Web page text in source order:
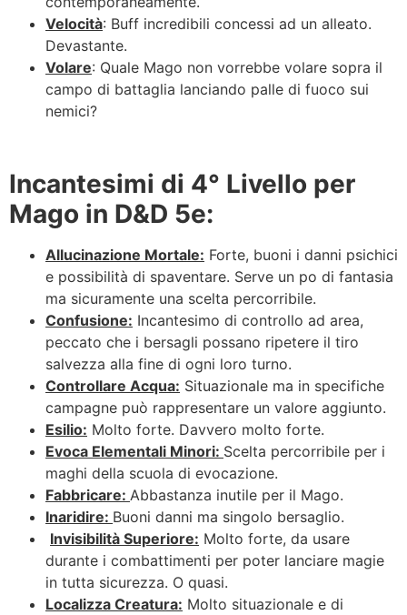
Velocità: Buff incredibili concessi ad un alleato.
Devastante.
Volare: Quale Mago non vorrebbe volare sopra il
campo di battaglia lanciando palle di fuoco sui
nemici?
Incantesimi di 4° Livello per
Mago in D&D 5e:
Allucinazione Mortale: Forte, buoni i danni psichici
e possibilità di spaventare. Serve un po di fantasia
ma sicuramente una scelta percorribile.
Confusione: Incantesimo di controllo ad area,
peccato che i bersagli possano ripetere il tiro
salvezza alla fine di ogni loro turno.
Controllare Acqua: Situazionale ma in specifiche
campagne può rappresentare un valore aggiunto.
Esilio: Molto forte. Davvero molto forte.
Evoca Elementali Minori: Scelta percorribile per i
maghi della scuola di evocazione.
Fabbricare: Abbastanza inutile per il Mago.
Inaridire: Buoni danni ma singolo bersaglio.
Invisibilità Superiore: Molto forte, da usare
durante i combattimenti per poter lanciare magie
in tutta sicurezza. O quasi.
Localizza Creatura: Molto situazionale e di